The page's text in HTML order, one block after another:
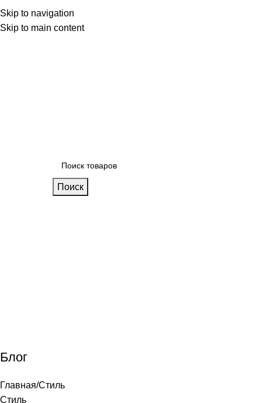
Skip to navigation
Skip to main content
БлогКалькулятор кухни
Поиск
Блог
Главная Стиль
Стиль